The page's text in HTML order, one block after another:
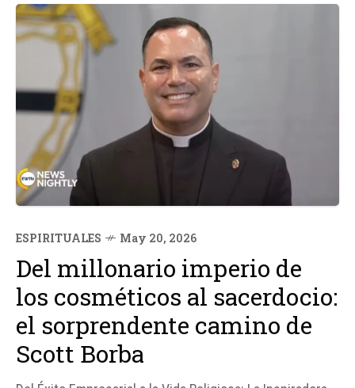
ESPIRITUALES May 20, 2026
Del millonario imperio de
los cosméticos al sacerdocio:
el sorprendente camino de
Scott Borba